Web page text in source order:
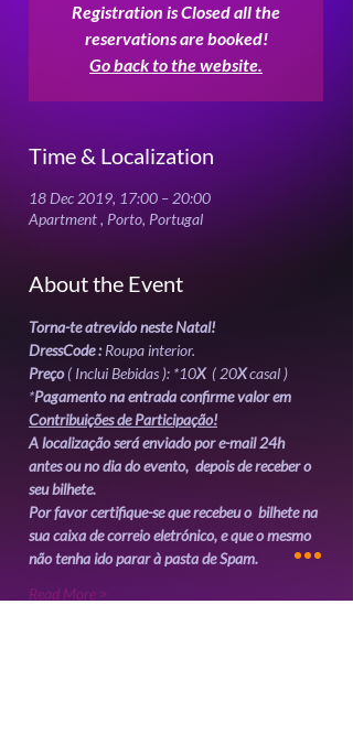
Registration is Closed all the
reservations are booked!
Go back to the website.
Time & Localization
18 Dec 2019, 17:00 – 20:00
Apartment , Porto, Portugal
About the Event
Torna-te atrevido neste Natal!
DressCode : Roupa interior.
Preço ( Inclui Bebidas ): *10X ( 20X casal )
*Pagamento na entrada confirme valor em
Contribuições de Participação!
A localização será enviado por e-mail 24h
antes ou no dia do evento,  depois de receber o
seu bilhete.
Por favor certifique-se que recebeu o  bilhete na
sua caixa de correio eletrónico, e que o mesmo
não tenha ido parar à pasta de Spam.
Read More >